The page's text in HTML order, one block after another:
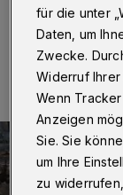
02.09.2023 ,
für die unter
Daten, um
Zwecke.
Widerruf
Wenn
Anzeigen
Sie. Sie
um Ihre
zu